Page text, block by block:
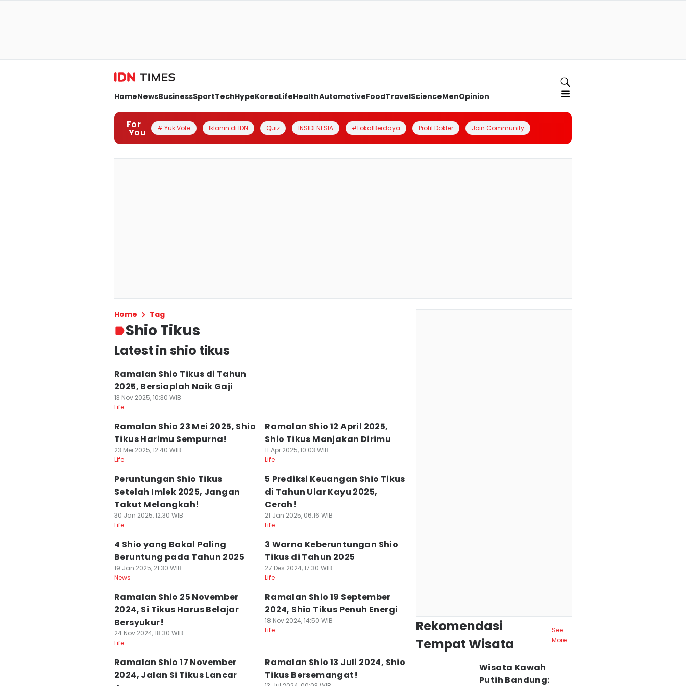
HomeNewsBusinessSportTechHypeKoreaLifeHealthAutomotiveFoodTravelScienceMenOpinion
For
You # Yuk Vote Iklanin di IDN Quiz INSIDENESIA #LokalBerdaya Profil Dokter Join Community
Home Tag
Shio Tikus
Latest in shio tikus
Ramalan Shio Tikus di Tahun
2025, Bersiaplah Naik Gaji
13 Nov 2025, 10:30 WIB
Life
Ramalan Shio 23 Mei 2025, Shio
Tikus Harimu Sempurna!
23 Mei 2025, 12:40 WIB
Life
Ramalan Shio 12 April 2025,
Shio Tikus Manjakan Dirimu
11 Apr 2025, 10:03 WIB
Life
Peruntungan Shio Tikus
Setelah Imlek 2025, Jangan
Takut Melangkah!
30 Jan 2025, 12:30 WIB
Life
5 Prediksi Keuangan Shio Tikus
di Tahun Ular Kayu 2025,
Cerah!
21 Jan 2025, 06:16 WIB
Life
4 Shio yang Bakal Paling
Beruntung pada Tahun 2025
19 Jan 2025, 21:30 WIB
News
3 Warna Keberuntungan Shio
Tikus di Tahun 2025
27 Des 2024, 17:30 WIB
Life
Ramalan Shio 25 November
2024, Si Tikus Harus Belajar
Bersyukur!
24 Nov 2024, 18:30 WIB
Life
Ramalan Shio 19 September
2024, Shio Tikus Penuh Energi
18 Nov 2024, 14:50 WIB
Life
Ramalan Shio 17 November
2024, Jalan Si Tikus Lancar
Ramalan Shio 13 Juli 2024, Shio
Tikus Bersemangat!
Rekomendasi
Tempat Wisata
See
More
Wisata Kawah
Putih Bandung: